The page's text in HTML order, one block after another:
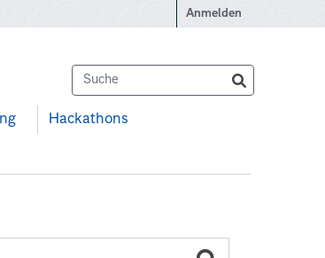
Anmelden
Hackathons